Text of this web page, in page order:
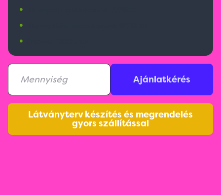
•
•
•
Ajánlatkérés
Látványterv készítés és megrendelés
gyors szállítással